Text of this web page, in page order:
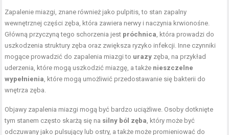
Zapalenie miazgi, znane również jako pulpitis, to stan zapalny
wewnętrznej części zęba, która zawiera nerwy i naczynia krwionośne.
Główną przyczyną tego schorzenia jest próchnica, która prowadzi do
uszkodzenia struktury zęba oraz zwiększa ryzyko infekcji. Inne czynniki
mogące prowadzić do zapalenia miazgi to urazy zęba, na przykład
uderzenia, które mogą uszkodzić miazgę, a także nieszczelne
wypełnienia, które mogą umożliwić przedostawanie się bakterii do
wnętrza zęba.
Objawy zapalenia miazgi mogą być bardzo uciążliwe. Osoby dotknięte
tym stanem często skarżą się na silny ból zęba, który może być
odczuwany jako pulsujący lub ostry, a także może promieniować do